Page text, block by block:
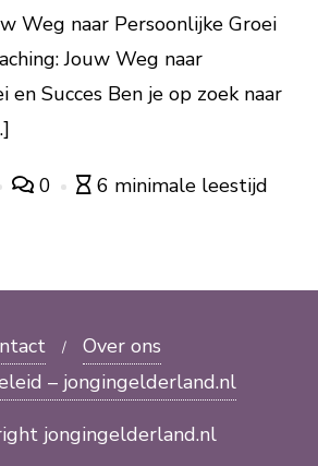
Weg naar Persoonlijke Groei
Jouw Weg naar
en Succes Ben je op zoek naar
0 6 minimale leestijd
Over ons
– jongingelderland.nl
jongingelderland.nl